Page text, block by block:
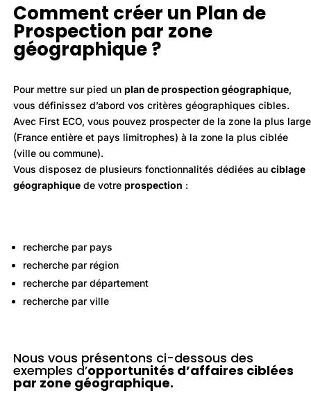
Comment créer un Plan de
Prospection par zone
géographique ?
Pour mettre sur pied un plan de prospection géographique,
vous définissez d’abord vos critères géographiques cibles.
Avec First ECO, vous pouvez prospecter de la zone la plus large
(France entière et pays limitrophes) à la zone la plus ciblée
(ville ou commune).
Vous disposez de plusieurs fonctionnalités dédiées au ciblage
géographique de votre prospection :
recherche par pays
recherche par région
recherche par département
recherche par ville
Nous vous présentons ci-dessous des
exemples d’opportunités d’affaires ciblées
par zone géographique.